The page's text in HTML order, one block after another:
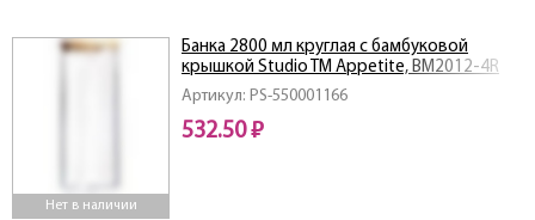
Нет в наличии
Артикул: PS-550001166
Банка 2800 мл круглая с бамбуковой
крышкой Studio TM Appetite, BM2012-4R
532.50 ₽